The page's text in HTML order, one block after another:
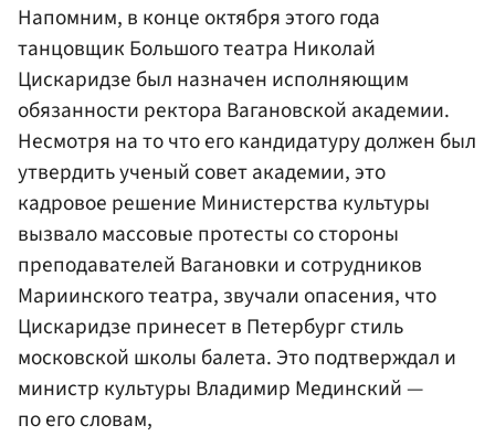
Напомним, в конце октября этого года
танцовщик Большого театра Николай
Цискаридзе был назначен исполняющим
обязанности ректора Вагановской академии.
Несмотря на то что его кандидатуру должен был
утвердить ученый совет академии, это
кадровое решение Министерства культуры
вызвало массовые протесты со стороны
преподавателей Вагановки и сотрудников
Мариинского театра, звучали опасения, что
Цискаридзе принесет в Петербург стиль
московской школы балета. Это подтверждал и
министр культуры Владимир Мединский—
по его словам,